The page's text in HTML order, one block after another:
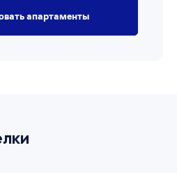
апартаменты